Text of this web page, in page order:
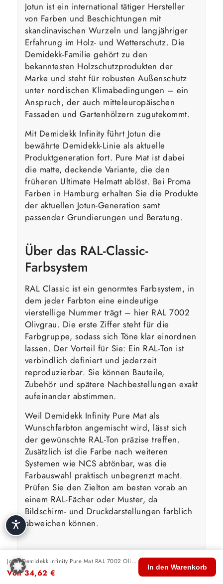
Jotun ist ein international tätiger Hersteller
von Farben und Beschichtungen mit
skandinavischen Wurzeln und langjähriger
Erfahrung im Holz- und Wetterschutz. Die
Demidekk-Familie gehört zu den
bekanntesten Holzschutzprodukten der
Marke und steht für robusten Außenschutz
unter nordischen Klimabedingungen – ein
Anspruch, der auch mitteleuropäischen
Fassaden und Gartenhölzern zugutekommt.
Mit Demidekk Infinity führt Jotun die
bewährte Demidekk-Linie als aktuelle
Produktgeneration fort. Pure Mat ist dabei
die matte, deckende Variante, die den
früheren Ultimate Helmatt ablöst. Bei Proma
Farben in Hamburg erhalten Sie die Produkte
der aktuellen Jotun-Generation samt
passender Grundierungen und Beratung.
Über das RAL-Classic-
Farbsystem
RAL Classic ist ein genormtes Farbsystem, in
dem jeder Farbton eine eindeutige
vierstellige Nummer trägt – hier RAL 7002
Olivgrau. Die erste Ziffer steht für die
Farbgruppe, sodass sich Töne klar einordnen
lassen. Der Vorteil für Sie: Ein RAL-Ton ist
verbindlich definiert und jederzeit
reproduzierbar. Sie können Bauteile,
Zubehör und spätere Nachbestellungen exakt
aufeinander abstimmen.
Weil Demidekk Infinity Pure Mat als
Wunschfarbton angemischt wird, lässt sich
der gewünschte RAL-Ton präzise treffen.
Zusätzlich ist die Farbe nach weiteren
Systemen wie NCS abtönbar, was die
Farbauswahl praktisch unbegrenzt macht.
Prüfen Sie den Zielton am besten vorab an
einem RAL-Fächer oder Muster, da
Bildschirm- und Druckdarstellungen farblich
abweichen können.
Wasserbasierte Technologie &
Umwelt
Jotun Demidekk Infinity Pure Mat RAL 7002 Olivgrau
Von34,62 €
In den Warenkorb
🏠
Start
🛍️ 🔍 🛒
Warenkorb
👤
Konto